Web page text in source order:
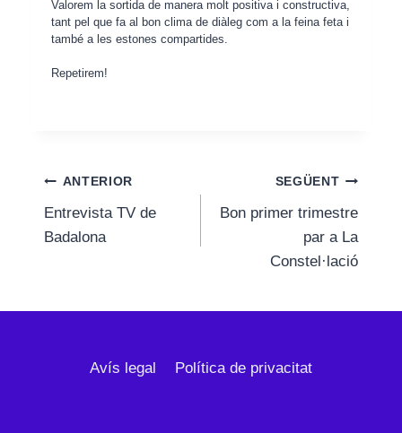
Valorem la sortida de manera molt positiva i constructiva,
tant pel que fa al bon clima de diàleg com a la feina feta i
també a les estones compartides.
Repetirem!
Navegació
d'entrades
ANTERIOR
Entrevista TV de
Badalona
SEGÜENT
Bon primer trimestre
par a La
Constel·lació
Avís legal Política de privacitat